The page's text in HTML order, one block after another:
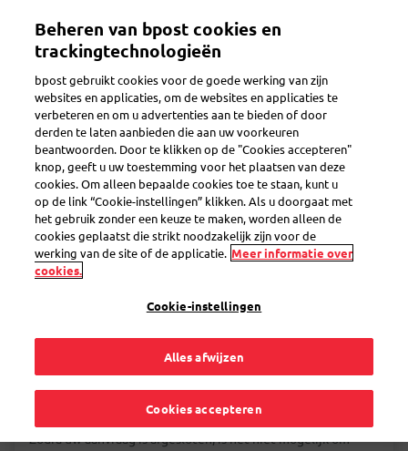
inhoud
Toggle navigation
Customer Support Tool
Kan ik een aanvraag
heropenen in de
Customer Support
Tool?
Zodra uw aanvraag is afgesloten, is het niet mogelijk om
Beheren van bpost cookies en
trackingtechnologieën
bpost gebruikt cookies voor de goede werking van zijn
websites en applicaties, om de websites en applicaties te
verbeteren en om u advertenties aan te bieden of door
derden te laten aanbieden die aan uw voorkeuren
beantwoorden. Door te klikken op de "Cookies accepteren"
knop, geeft u uw toestemming voor het plaatsen van deze
cookies. Om alleen bepaalde cookies toe te staan, kunt u
op de link “Cookie-instellingen” klikken. Als u doorgaat met
het gebruik zonder een keuze te maken, worden alleen de
cookies geplaatst die strikt noodzakelijk zijn voor de
werking van de site of de applicatie. Meer informatie over
cookies.
Cookie-instellingen
Alles afwijzen
Cookies accepteren